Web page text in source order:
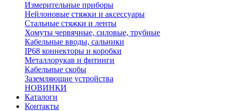
Измерительные приборы
Нейлоновые стяжки и аксессуары
Стальные стяжки и ленты
Хомуты червячные, силовые, трубные
Кабельные вводы, сальники
IP68 коннекторы и коробки
Металлорукав и фитинги
Кабельные скобы
Заземляющие устройства
НОВИНКИ
Каталоги
Контакты